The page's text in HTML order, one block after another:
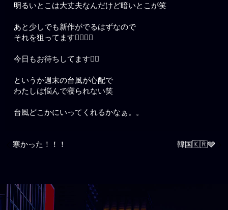
明るいとこは大丈夫なんだけど暗いとこが笑
あと少しでも新作がでるはずなので
それを狙ってます🙂‍↕️🙂‍↕️
今日もお待ちしてます🙋‍♀️
というか週末の台風が心配で
わたしは悩んで寝られない笑
台風どこかにいってくれるかなぁ。。
寒かった！！！ 韓国🇰🇷🩶